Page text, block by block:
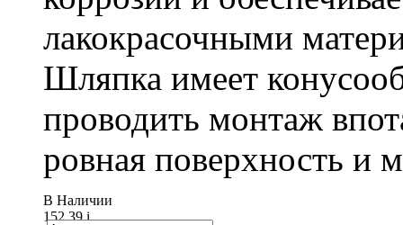
лакокрасочными
Шляпка имеет
проводить монтаж
ровная поверхность и
В Наличии
152.39i